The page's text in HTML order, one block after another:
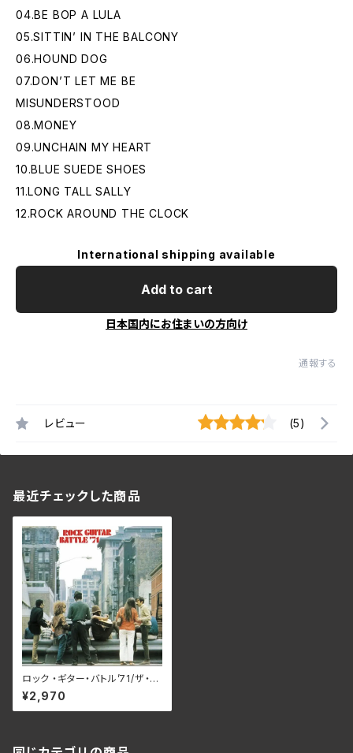
04.BE BOP A LULA
05.SITTIN’ IN THE BALCONY
06.HOUND DOG
07.DON’T LET ME BE
MISUNDERSTOOD
08.MONEY
09.UNCHAIN MY HEART
10.BLUE SUEDE SHOES
11.LONG TALL SALLY
12.ROCK AROUND THE CLOCK
International shipping available
Add to cart
日本国内にお住まいの方向け
通報する
レビュー (5)
最近チェックした商品
ロック ・ギター・バトル’71/ザ・ロ
ック インベイダーズ SWAX-1
015C (仕様:CD)
¥2,970